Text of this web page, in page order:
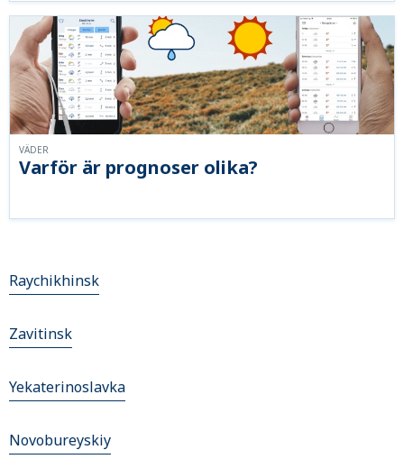
Varför är prognoser olika?
VÄDER
Raychikhinsk
Zavitinsk
Yekaterinoslavka
Novobureyskiy